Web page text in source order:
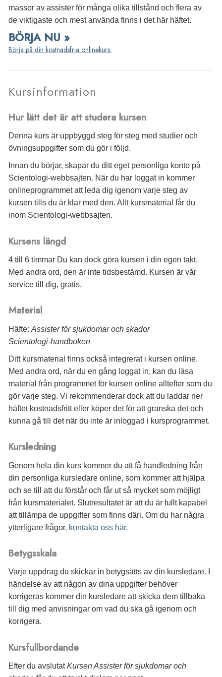
massor av assister för många olika tillstånd och flera av
de viktigaste och mest använda finns i det här häftet.
BÖRJA NU »
Börja på din kostnadsfria onlinekurs.
Kursinformation
Hur lätt det är att studera kursen
Denna kurs är uppbyggd steg för steg med studier och
övningsuppgifter som du gör i följd.
Innan du börjar, skapar du ditt eget personliga konto på
Scientologi-webbsajten. När du har loggat in kommer
onlineprogrammet att leda dig igenom varje steg av
kursen tills du är klar med den. Allt kursmaterial får du
inom Scientologi-webbsajten.
Kursens längd
4 till 6 timmar Du kan dock göra kursen i din egen takt.
Med andra ord, den är inte tidsbestämd. Kursen är vår
service till dig, gratis.
Material
Häfte: Assister för sjukdomar och skador
Scientologi-handboken
Ditt kursmaterial finns också integrerat i kursen online.
Med andra ord, när du en gång loggat in, kan du läsa
material från programmet för kursen online alltefter som du
gör varje steg. Vi rekommenderar dock att du laddar ner
häftet kostnadsfritt eller köper det för att granska det och
kunna gå till det när du inte är inloggad i kursprogrammet.
Kursledning
Genom hela din kurs kommer du att få handledning från
din personliga kursledare online, som kommer att hjälpa
och se till att du förstår och får ut så mycket som möjligt
från kursmaterialet. Slutresultatet är att du är fullt kapabel
att tillämpa de uppgifter som finns däri. Om du har några
ytterligare frågor, kontakta oss här.
Betygsskala
Varje uppdrag du skickar in betygsätts av din kursledare. I
händelse av att någon av dina uppgifter behöver
korrigeras kommer din kursledare att skicka dem tillbaka
till dig med anvisningar om vad du ska gå igenom och
korrigera.
Kursfullbordande
Efter du avslutatKursen Assister för sjukdomar och